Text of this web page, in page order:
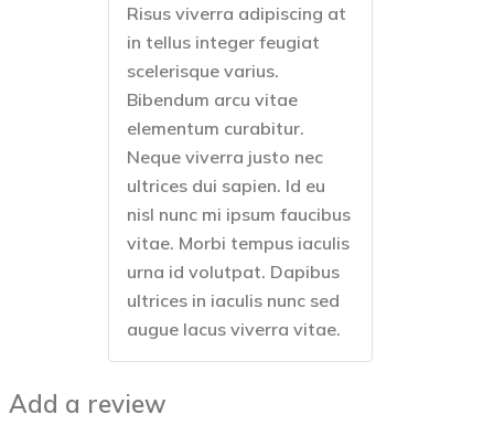
Risus viverra adipiscing at
in tellus integer feugiat
scelerisque varius.
Bibendum arcu vitae
elementum curabitur.
Neque viverra justo nec
ultrices dui sapien. Id eu
nisl nunc mi ipsum faucibus
vitae. Morbi tempus iaculis
urna id volutpat. Dapibus
ultrices in iaculis nunc sed
augue lacus viverra vitae.
Add a review